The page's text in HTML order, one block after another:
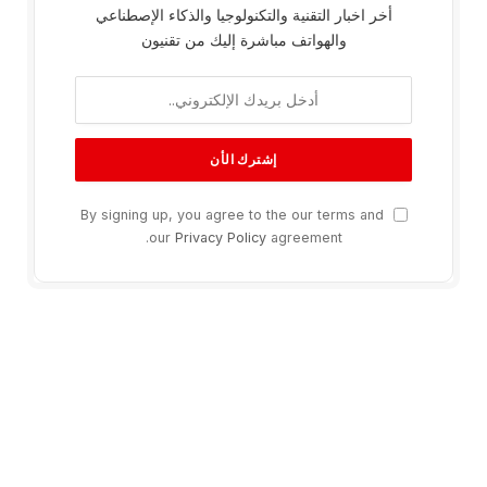
أخر اخبار التقنية والتكنولوجيا والذكاء الإصطناعي
والهواتف مباشرة إليك من تقنيون
By signing up, you agree to the our terms and
our Privacy Policyagreement.